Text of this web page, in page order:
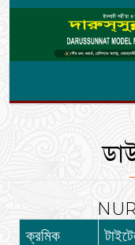
ক্রমিক